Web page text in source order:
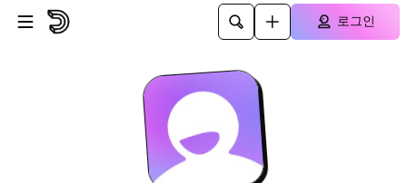
본문으로 건너뛰기
로그인